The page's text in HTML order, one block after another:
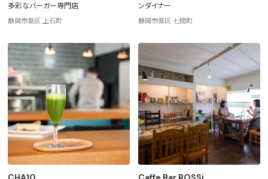
多彩なバーガー専門店
静岡市葵区 上石町
ンダイナー
静岡市葵区 七間町